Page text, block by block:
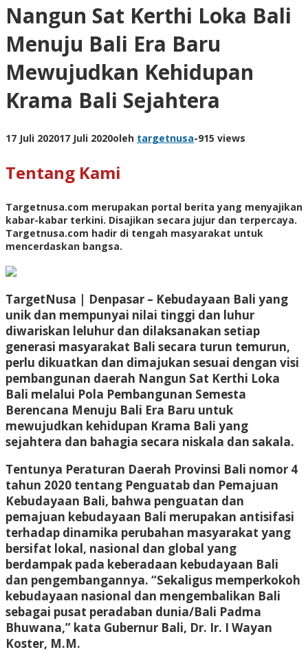
Nangun Sat Kerthi Loka Bali
Menuju Bali Era Baru
Mewujudkan Kehidupan
Krama Bali Sejahtera
17 Juli 202017 Juli 2020oleh targetnusa-915 views
Tentang Kami
Targetnusa.com merupakan portal berita yang menyajikan
kabar-kabar terkini. Disajikan secara jujur dan terpercaya.
Targetnusa.com hadir di tengah masyarakat untuk
mencerdaskan bangsa.
TargetNusa | Denpasar – Kebudayaan Bali yang
unik dan mempunyai nilai tinggi dan luhur
diwariskan leluhur dan dilaksanakan setiap
generasi masyarakat Bali secara turun temurun,
perlu dikuatkan dan dimajukan sesuai dengan visi
pembangunan daerah Nangun Sat Kerthi Loka
Bali melalui Pola Pembangunan Semesta
Berencana Menuju Bali Era Baru untuk
mewujudkan kehidupan Krama Bali yang
sejahtera dan bahagia secara niskala dan sakala.
Tentunya Peraturan Daerah Provinsi Bali nomor 4
tahun 2020 tentang Penguatab dan Pemajuan
Kebudayaan Bali, bahwa penguatan dan
pemajuan kebudayaan Bali merupakan antisifasi
terhadap dinamika perubahan masyarakat yang
bersifat lokal, nasional dan global yang
berdampak pada keberadaan kebudayaan Bali
dan pengembangannya. “Sekaligus memperkokoh
kebudayaan nasional dan mengembalikan Bali
sebagai pusat peradaban dunia/Bali Padma
Bhuwana,” kata Gubernur Bali, Dr. Ir. I Wayan
Koster, M.M.